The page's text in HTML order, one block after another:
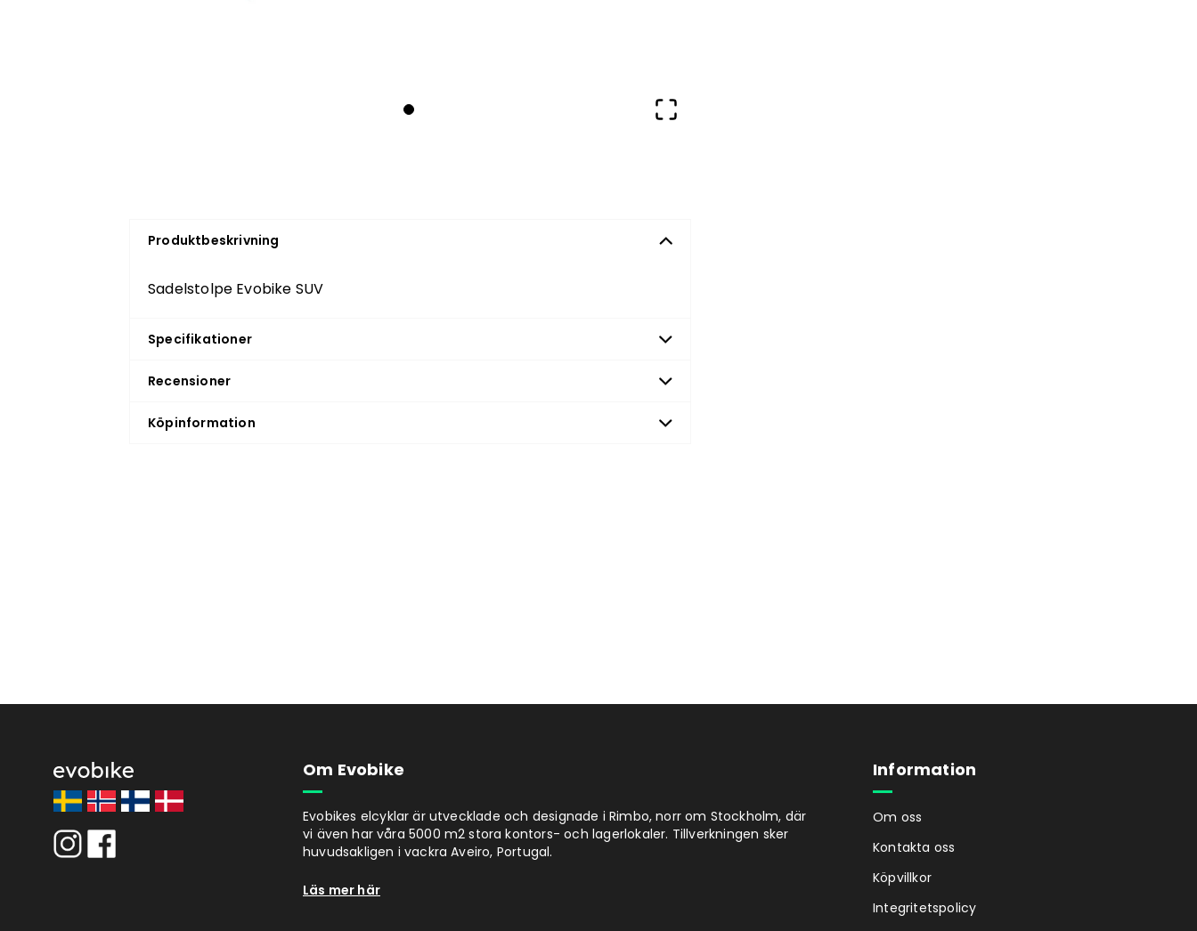
Produktbeskrivning
Sadelstolpe Evobike SUV
Specifikationer
Recensioner
Köpinformation
Om Evobike
Evobikes elcyklar är utvecklade och designade i Rimbo, norr om Stockholm, där
vi även har våra 5000 m2 stora kontors- och lagerlokaler. Tillverkningen sker
huvudsakligen i vackra Aveiro, Portugal.
Läs mer här
Information
Om oss
Kontakta oss
Köpvillkor
Integritetspolicy